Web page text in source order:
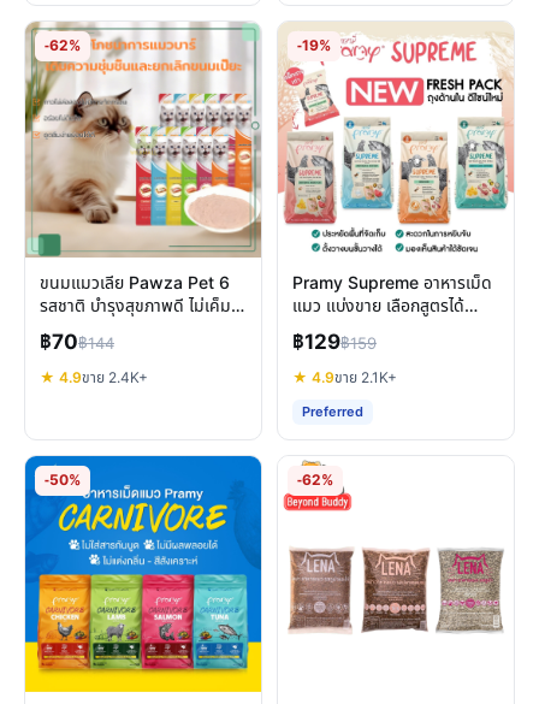
-62%
ขนมแมวเลีย Pawza Pet 6
รสชาติ บำรุงสุขภาพดี ไม่เค็ม
แมวชอบ
฿70฿144
★ 4.9ขาย 2.4K+
-19%
Pramy Supreme อาหารเม็ด
แมว แบ่งขาย เลือกสูตรได้
บำรุงครบทุกช่วงวัย
฿129฿159
★ 4.9ขาย 2.1K+
Preferred
-50% -62%